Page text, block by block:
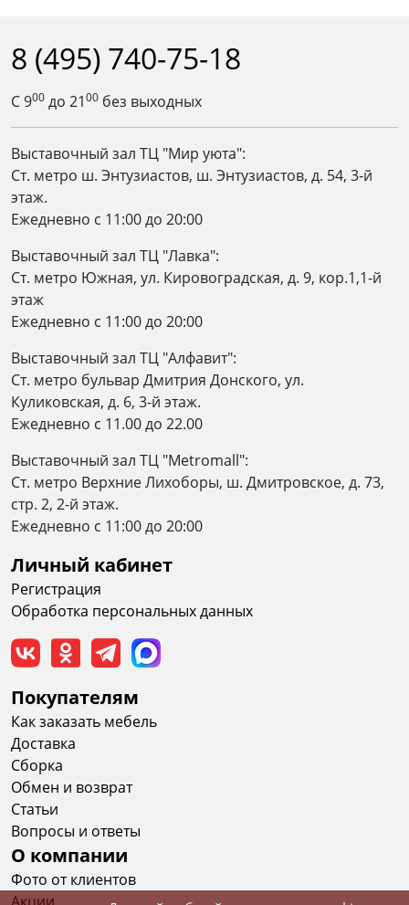
О компании
Фото от клиентов
Покупателям
Как заказать мебель
Доставка
Сборка
Обмен и возврат
Статьи
Вопросы и ответы
Личный кабинет
Регистрация
Обработка персональных данных
8 (495) 740-75-18
С 900 до 2100 без выходных
Выставочный зал ТЦ "Мир уюта":
Ст. метро ш. Энтузиастов, ш. Энтузиастов, д. 54, 3-й
этаж.
Ежедневно c 11:00 до 20:00
Выставочный зал ТЦ "Лавка":
Ст. метро Южная, ул. Кировоградская, д. 9, кор.1,1-й
этаж
Ежедневно c 11:00 до 20:00
Выставочный зал ТЦ "Алфавит":
Ст. метро бульвар Дмитрия Донского, ул.
Куликовская, д. 6, 3-й этаж.
Ежедневно с 11.00 до 22.00
Выставочный зал ТЦ "Metromall":
Ст. метро Верхние Лихоборы, ш. Дмитровское, д. 73,
стр. 2, 2-й этаж.
Eжедневно c 11:00 до 20:00